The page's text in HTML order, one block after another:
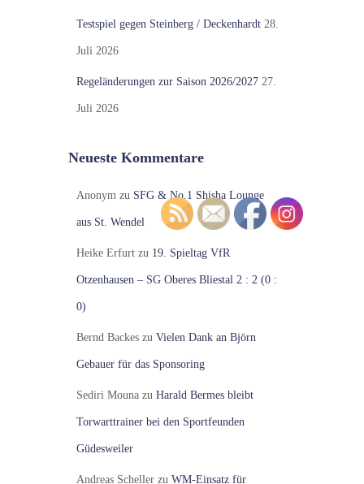
Testspiel gegen Steinberg / Deckenhardt 28.
Juli 2026
Regeländerungen zur Saison 2026/2027 27.
Juli 2026
Neueste Kommentare
Anonymzu SFG & No.1 Shisha Lounge
aus St. Wendel
Heike Erfurtzu 19. Spieltag VfR
Otzenhausen – SG Oberes Bliestal 2 : 2 (0 :
0)
Bernd Backeszu Vielen Dank an Björn
Gebauer für das Sponsoring
Sediri Mounazu Harald Bermes bleibt
Torwarttrainer bei den Sportfeunden
Güdesweiler
Andreas Schellerzu WM-Einsatz für